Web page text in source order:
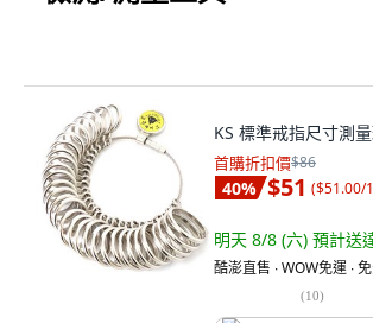
KS 標準戒指尺寸測
首購折扣價$86
40% $51 ($51.00/
明天 8/8 (六) 預計送
酷澎直售 ∙ WOW免運 ∙
(10)